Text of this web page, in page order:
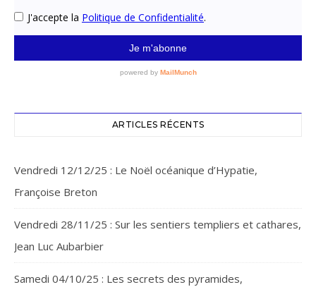
ARTICLES RÉCENTS
Vendredi 12/12/25 : Le Noël océanique d’Hypatie,
Françoise Breton
Vendredi 28/11/25 : Sur les sentiers templiers et cathares,
Jean Luc Aubarbier
Samedi 04/10/25 : Les secrets des pyramides,